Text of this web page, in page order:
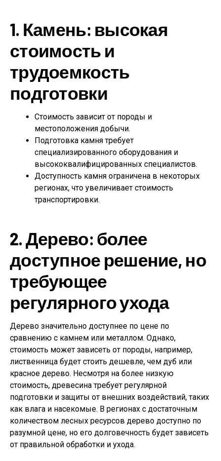
1. Камень: высокая
стоимость и
трудоемкость
подготовки
Стоимость зависит от породы и
местоположения добычи.
Подготовка камня требует
специализированного оборудования и
высококвалифицированных специалистов.
Доступность камня ограничена в некоторых
регионах, что увеличивает стоимость
транспортировки.
2. Дерево: более
доступное решение, но
требующее
регулярного ухода
Дерево значительно доступнее по цене по
сравнению с камнем или металлом. Однако,
стоимость может зависеть от породы, например,
лиственница будет стоить дешевле, чем дуб или
красное дерево. Несмотря на более низкую
стоимость, древесина требует регулярной
подготовки и защиты от внешних воздействий, таких
как влага и насекомые. В регионах с достаточным
количеством лесных ресурсов дерево доступно по
разумной цене, но его долговечность будет зависеть
от правильной обработки и ухода.